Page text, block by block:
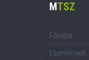
MTSZ
Főoldal
Események